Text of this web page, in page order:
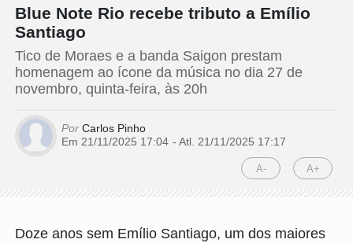
Blue Note Rio recebe tributo a Emílio
Santiago
Tico de Moraes e a banda Saigon prestam
homenagem ao ícone da música no dia 27 de
novembro, quinta-feira, às 20h
Por Carlos Pinho
Em 21/11/2025 17:04 - Atl. 21/11/2025 17:17
A- A+
Doze anos sem Emílio Santiago, um dos maiores